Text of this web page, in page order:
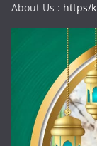
About Us : https/